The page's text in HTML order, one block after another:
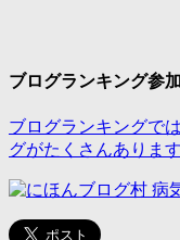
ブログランキング参
ブログランキングで
グがたくさんありま